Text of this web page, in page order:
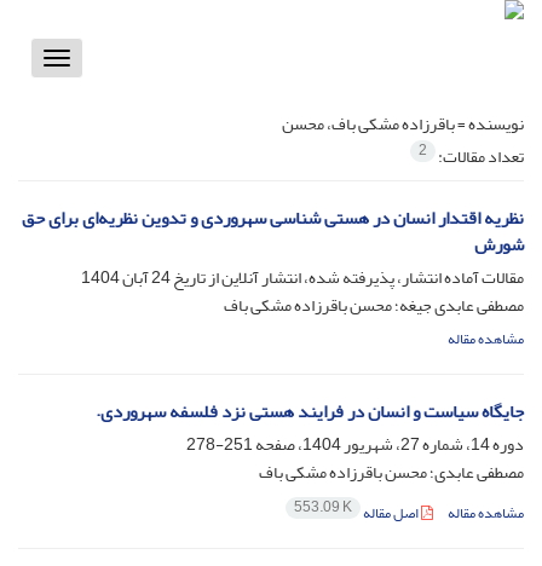
Toggle
نویسنده =باقرزاده مشکی باف، محسن
تعداد مقالات: 2
نظریه اقتدار انسان در هستی شناسی سهروردی و تدوین نظریه‌ای برای حق
شورش
مقالات آماده انتشار، پذیرفته شده، انتشار آنلاین از تاریخ24 آبان 1404
مصطفی عابدی جیغه؛ محسن باقرزاده مشکی باف
مشاهده مقاله
جایگاه سیاست و انسان در فرایند هستی نزد فلسفه سهروردی.
دوره 14، شماره 27، شهریور 1404، صفحه
251-278
مصطفی عابدی؛ محسن باقرزاده مشکی باف
مشاهده مقاله اصل مقاله 553.09 K